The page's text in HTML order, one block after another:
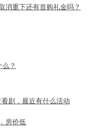
消重下还有首购礼金吗？
？
剧，最近有什么活动
房价低